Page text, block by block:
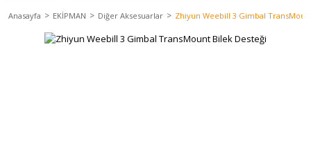
Anasayfa EKİPMAN Diğer Aksesuarlar Zhiyun Weebill 3 Gimbal